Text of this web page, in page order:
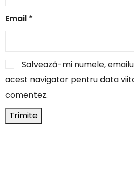
Email *
Salvează-mi numele,
acest navigator pentru data
comentez.